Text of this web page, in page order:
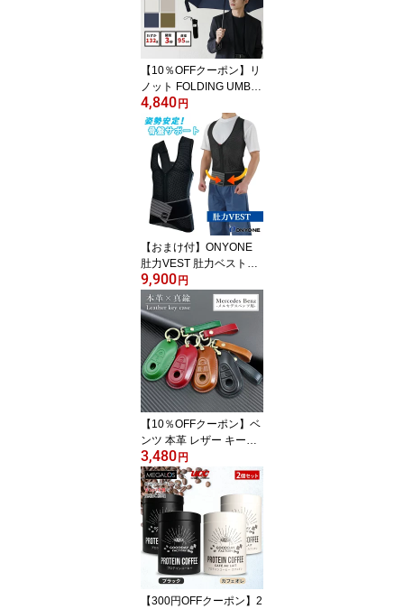
ィソープ アルギニン）
【送料無料】【海外×】
【DM】
【10％OFFクーポン】リ
ノット FOLDING UMBR
ELLA AIR エアー ReKN
OT（超軽量 折りたたみ
傘 95cm直径 22.5cm収納
132g カーボンファイバ
ー親骨 撥水 メンズ レデ
ィース 5カラー コンパク
ト 畳みやすい 軽い 丈夫
強い ブランド）【送料無
4,840 円
【おまけ付】ONYONE
肚力VEST 肚力ベスト
（姿勢矯正 体幹サポート
体幹ベスト 姿勢サポート
骨盤サポート はらちから
はらぢから肚力ベスト ハ
ラヂカラベスト 腰楽ベス
ト コンプレッション 姿
勢ベルト スポーツ スキ
ー 農作業 腰痛）【送料
無料】【：299】
9,900 円
【10％OFFクーポン】ベ
ンツ 本革 レザー キーケ
ース カラビナ付き 全4色
（ベンツ 高級 キーケー
ス スマートキーケース
レザー 本革 牛革 ハンド
メイド 職人手作り 専用
設計 ぴったりフィット
カラビナ付き）【メール
便送料無料】【DM】
3,480 円
【300円OFFクーポン】2